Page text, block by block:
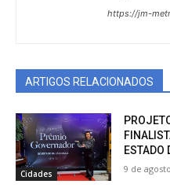
https://jm-
ARTIGOS RELACIONADOS
Cidades
ESTADO
9 de